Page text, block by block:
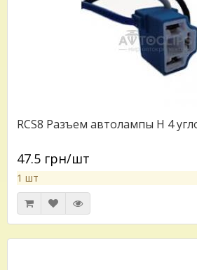
RCS8 Разъем автолампы H 4
47.5 грн/шт
1 шт